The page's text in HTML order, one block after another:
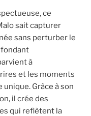
ce
sait capturer
sans perturber le
à
et les moments
Grâce à son
il crée des
qui reflètent la